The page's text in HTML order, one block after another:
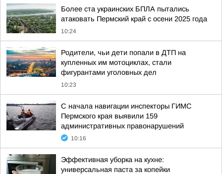
Более ста украинских БПЛА пытались
атаковать Пермский край с осени 2025 года
10:24
Родители, чьи дети попали в ДТП на
купленных им мотоциклах, стали
фигурантами уголовных дел
10:23
С начала навигации инспекторы ГИМС
Пермского края выявили 159
административных правонарушений
10:16
Эффективная уборка на кухне:
универсальная паста за копейки